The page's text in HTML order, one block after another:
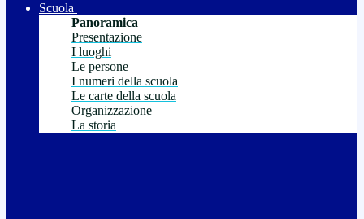
Scuola
Panoramica
Presentazione
I luoghi
Le persone
I numeri della scuola
Le carte della scuola
Organizzazione
La storia